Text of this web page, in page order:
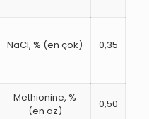
NaCl, % (en çok) 0,35
Methionine, %
(en az)
0,50